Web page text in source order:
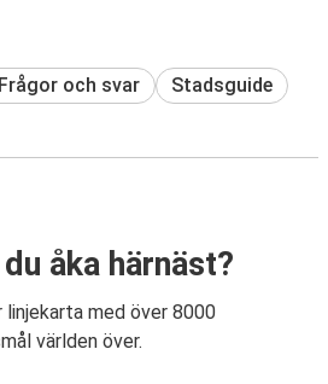
Frågor och svar Stadsguide
åka härnäst?
linjekarta med över 8000
världen över.